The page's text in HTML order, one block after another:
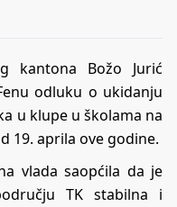
kantona Božo Jurić
odluku o ukidanju
u klupe u školama na
19. aprila ove godine.
vlada saopćila da je
TK stabilna i